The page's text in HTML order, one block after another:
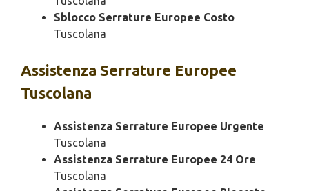
Sblocco Serrature Europee Costo
Tuscolana
Assistenza Serrature Europee
Tuscolana
Assistenza Serrature Europee Urgente
Tuscolana
Assistenza Serrature Europee 24 Ore
Tuscolana